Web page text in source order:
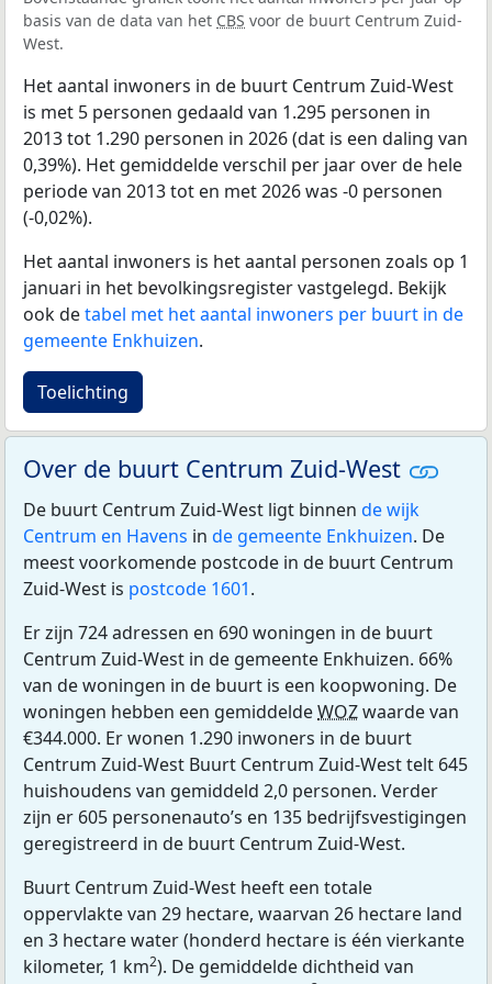
basis van de data van het CBS voor de buurt Centrum Zuid-
West.
Het aantal inwoners in de buurt Centrum Zuid-West
is met 5 personen gedaald van 1.295 personen in
2013 tot 1.290 personen in 2026 (dat is een daling van
0,39%). Het gemiddelde verschil per jaar over de hele
periode van 2013 tot en met 2026 was -0 personen
(-0,02%).
Het aantal inwoners is het aantal personen zoals op 1
januari in het bevolkingsregister vastgelegd. Bekijk
ook detabel met het aantal inwoners per buurt in de
gemeente Enkhuizen.
Toelichting
Over de buurt Centrum Zuid-West
De buurt Centrum Zuid-West ligt binnen de wijk
Centrum en Havens in de gemeente Enkhuizen. De
meest voorkomende postcode in de buurt Centrum
Zuid-West is postcode 1601.
Er zijn 724 adressen en 690 woningen in de buurt
Centrum Zuid-West in de gemeente Enkhuizen. 66%
van de woningen in de buurt is een koopwoning. De
woningen hebben een gemiddeldeWOZwaarde van
€344.000. Er wonen 1.290 inwoners in de buurt
Centrum Zuid-West Buurt Centrum Zuid-West telt 645
huishoudens van gemiddeld 2,0 personen. Verder
zijn er 605 personenauto’s en 135 bedrijfsvestigingen
geregistreerd in de buurt Centrum Zuid-West.
Buurt Centrum Zuid-West heeft een totale
oppervlakte van 29 hectare, waarvan 26 hectare land
en 3 hectare water (honderd hectare is één vierkante
kilometer, 1 km2). De gemiddelde dichtheid van